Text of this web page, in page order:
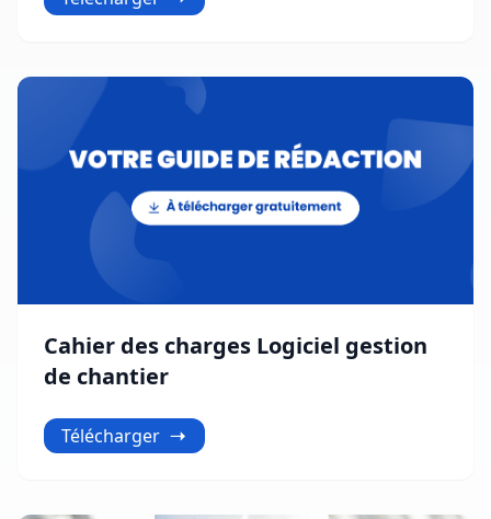
Cahier des charges Logiciel gestion
de chantier
Télécharger